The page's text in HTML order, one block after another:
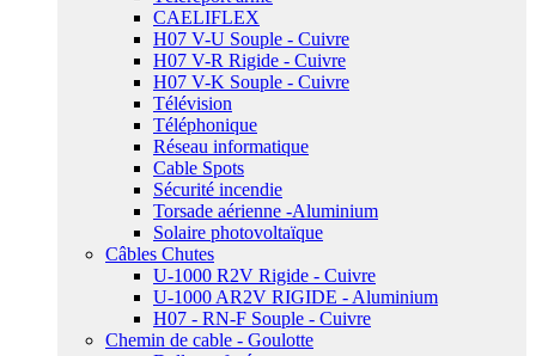
CAELIFLEX
H07 V-U Souple - Cuivre
H07 V-R Rigide - Cuivre
H07 V-K Souple - Cuivre
Télévision
Téléphonique
Réseau informatique
Cable Spots
Sécurité incendie
Torsade aérienne -Aluminium
Solaire photovoltaïque
Câbles Chutes
U-1000 R2V Rigide - Cuivre
U-1000 AR2V RIGIDE - Aluminium
H07 - RN-F Souple - Cuivre
Chemin de cable - Goulotte